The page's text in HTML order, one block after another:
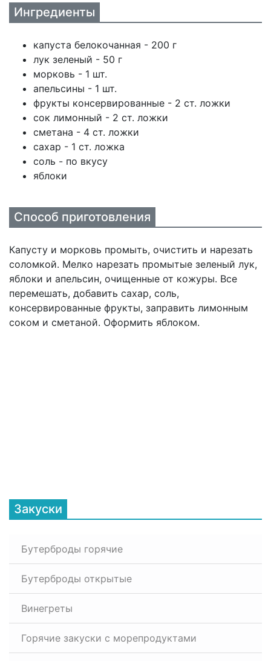
Ингредиенты
капуста белокочанная - 200 г
лук зеленый - 50 г
морковь - 1 шт.
апельсины - 1 шт.
фрукты консервированные - 2 ст. ложки
сок лимонный - 2 ст. ложки
сметана - 4 ст. ложки
сахар - 1 ст. ложка
соль - по вкусу
яблоки
Способ приготовления
Капусту и морковь промыть, очистить и нарезать
соломкой. Мелко нарезать промытые зеленый лук,
яблоки и апельсин, очищенные от кожуры. Все
перемешать, добавить сахар, соль,
консервированные фрукты, заправить лимонным
соком и сметаной. Оформить яблоком.
Закуски
Бутерброды горячие
Бутерброды открытые
Винегреты
Горячие закуски с морепродуктами